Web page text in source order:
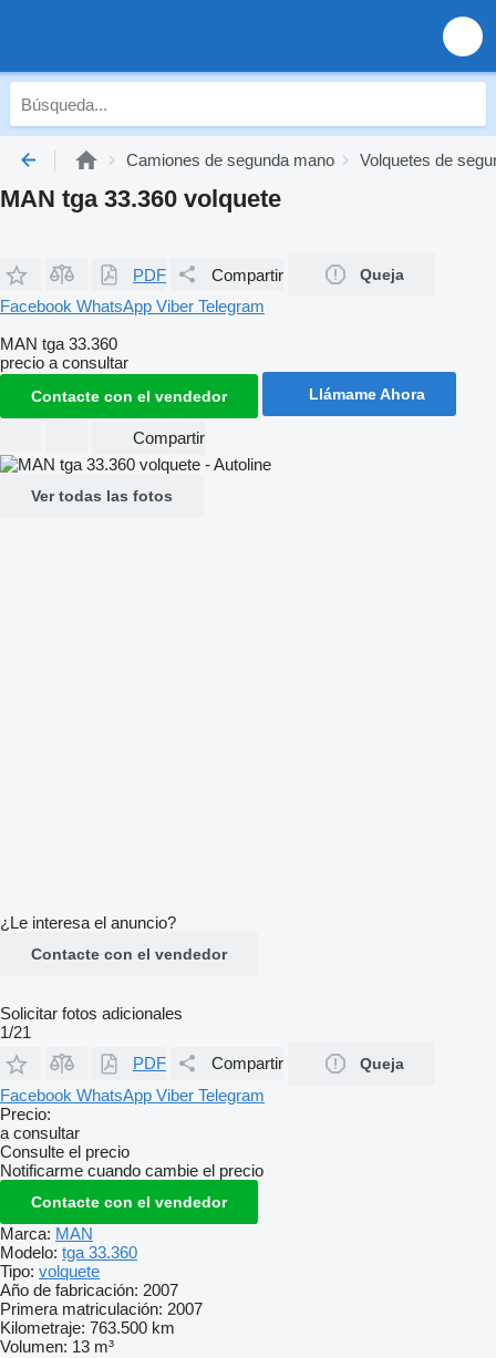
Camiones de segunda mano Volquetes de
MAN tga 33.360 volquete
PDF Compartir Queja
Facebook WhatsApp Viber Telegram
MAN tga 33.360
precio a consultar
Contacte con el vendedor Llámame Ahora
Compartir
Ver todas las fotos
¿Le interesa el anuncio?
Contacte con el vendedor
Solicitar fotos adicionales
1/21
PDF
Compartir Queja
Facebook WhatsApp Viber Telegram
Precio:
a consultar
Consulte el precio
Notificarme cuando cambie el precio
Contacte con el vendedor
Marca: MAN
Modelo: tga 33.360
Tipo: volquete
Año de fabricación: 2007
Primera matriculación: 2007
Kilometraje: 763.500 km
Volumen: 13 m³